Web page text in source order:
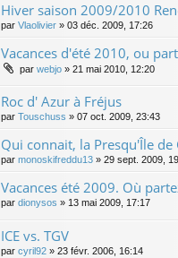
Hiver saison 2009/2010
par Vlaolivier » 03 déc. 2009, 17:26
Vacances d'été 2010, ou
par webjo » 21 mai 2010, 12:20
Roc d' Azur à Fréjus
par Touschuss » 07 oct. 2009, 23:43
Qui connait, la Presqu'Île de
par monoskifreddu13 » 29 sept. 2009,
Vacances été 2009. Où
par dionysos » 13 mai 2009, 17:17
ICE vs. TGV
par cyril92 » 23 févr. 2006, 16:14